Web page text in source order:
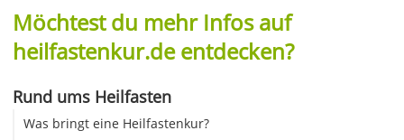
Möchtest du mehr Infos auf
heilfastenkur.de entdecken?
Rund ums Heilfasten
Was bringt eine Heilfastenkur?